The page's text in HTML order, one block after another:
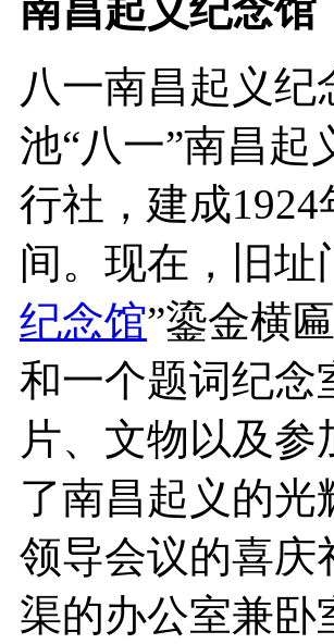
南昌起义纪念馆
八一南昌起义
池“八一”南昌
行社，建成
间。现在，旧址
纪念馆”鎏金横
和一个题词纪念
片、文物以及
了南昌起义的
领导会议的喜庆
渠的办公室兼卧